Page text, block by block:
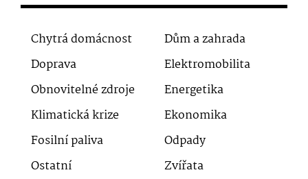
Chytrá domácnost
Dům a zahrada
Doprava
Elektromobilita
Obnovitelné zdroje
Energetika
Klimatická krize
Ekonomika
Fosilní paliva
Odpady
Ostatní
Zvířata